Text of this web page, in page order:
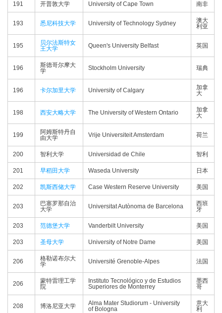
191 开普敦大学 University of Cape Town 南非
193 悉尼科技大学 University of Technology Sydney
澳大
利亚
195
贝尔法斯特女
王大学
Queen's University Belfast 英国
196
斯德哥尔摩大
学
Stockholm University 瑞典
196 卡尔加里大学 University of Calgary
加拿
大
198 西安大略大学 The University of Western Ontario
加拿
大
199
阿姆斯特丹自
由大学
Vrije Universiteit Amsterdam 荷兰
200 智利大学 Universidad de Chile 智利
201 早稻田大学 Waseda University 日本
202 凯斯西储大学 Case Western Reserve University 美国
203
巴塞罗那自治
大学
Universitat Autònoma de Barcelona
西班
牙
203 范德堡大学 Vanderbilt University 美国
203 圣母大学 University of Notre Dame 美国
206
格勒诺布尔大
学
Université Grenoble-Alpes 法国
206
蒙特雷理工学
院
Instituto Tecnológico y de Estudios
Superiores de Monterrey
墨西
哥
208 博洛尼亚大学
Alma Mater Studiorum - University
of Bologna
意大
利